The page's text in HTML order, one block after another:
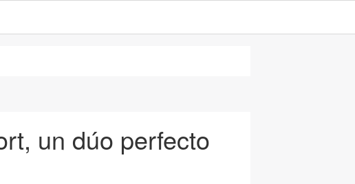
un dúo perfecto